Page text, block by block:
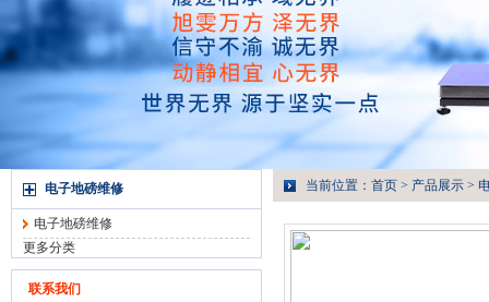
电子地磅维修
电子地磅维修
更多分类
联系我们
当前位置： 首页 > 产品展示 >